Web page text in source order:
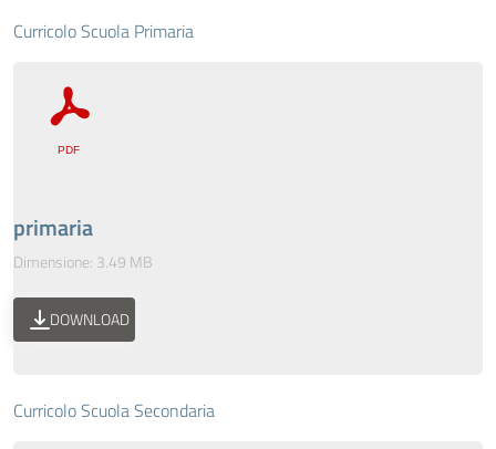
Curricolo Scuola Primaria
primaria
Dimensione: 3.49 MB
DOWNLOAD
Curricolo Scuola Secondaria